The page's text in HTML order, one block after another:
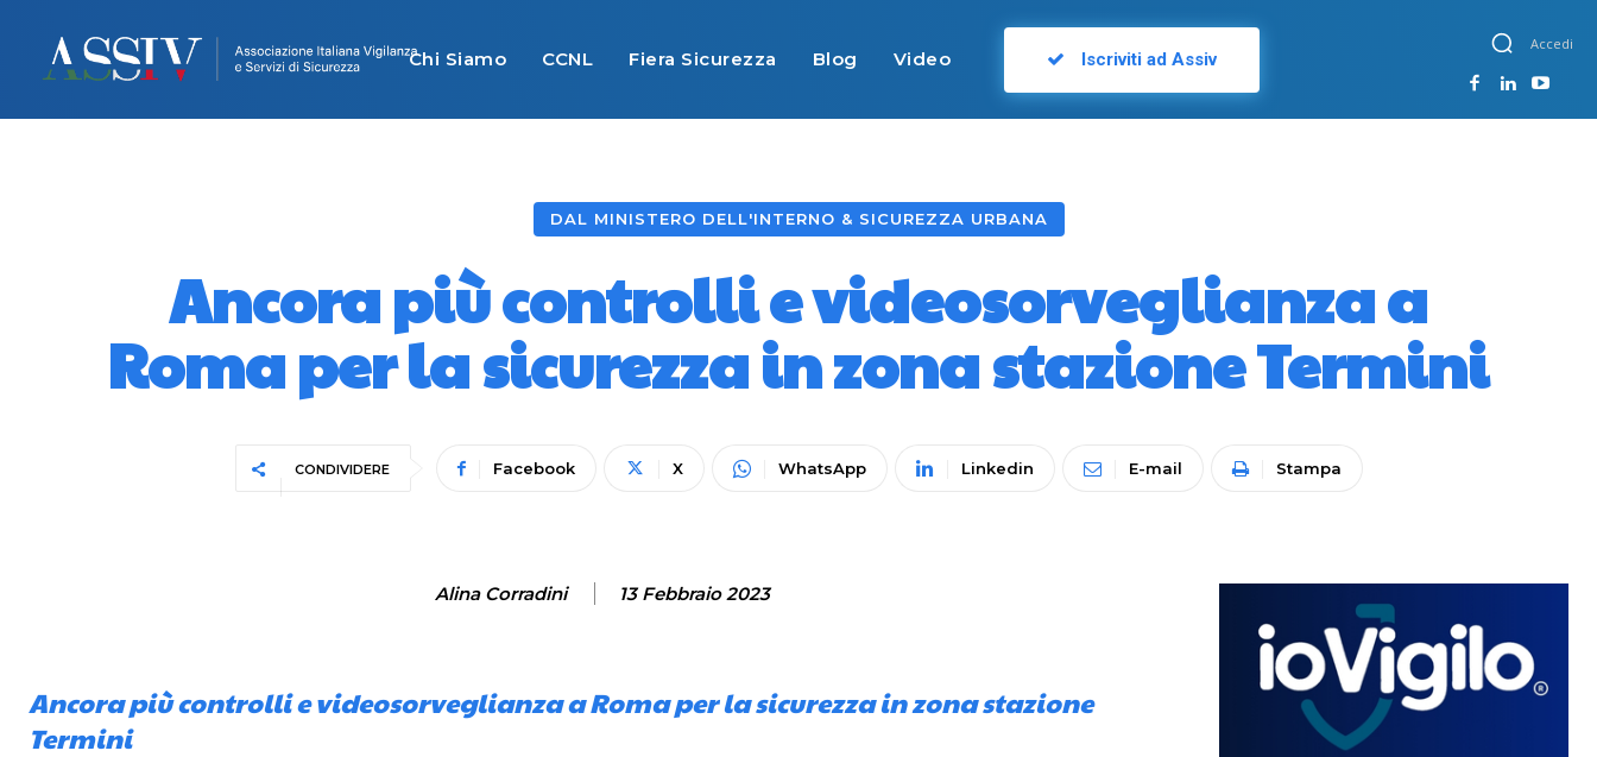
Chi Siamo CCNL Fiera Sicurezza Blog Video Iscriviti ad Assiv
Accedi
DAL MINISTERO DELL'INTERNO & SICUREZZA URBANA
Ancora più controlli e videosorveglianza a
Roma per la sicurezza in zona stazione Termini
CONDIVIDERE Facebook X WhatsApp Linkedin E-mail Stampa
Alina Corradini 13 Febbraio 2023
Ancora più controlli e videosorveglianza a Roma per la sicurezza in zona stazione
Termini